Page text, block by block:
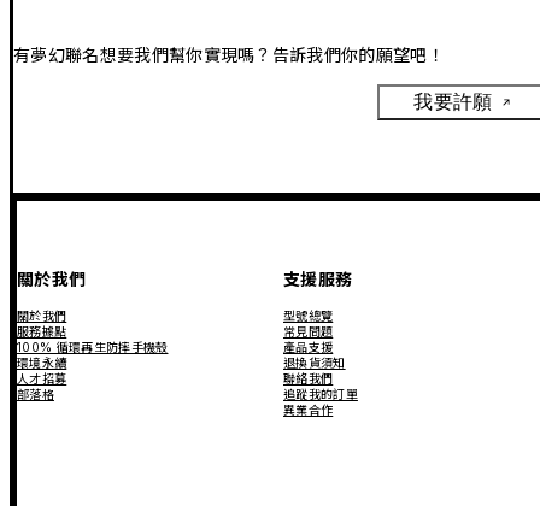
有夢幻聯名想要我們幫你實現嗎？告訴我們你的願望吧！
我要許願
關於我們
關於我們
服務據點
100% 循環再生防摔手機殼
環境永續
人才招募
部落格
支援服務
型號總覽
常見問題
產品支援
退換貨須知
聯絡我們
追蹤我的訂單
異業合作